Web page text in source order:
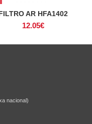
AR HFA1402
12.05€
nacional)